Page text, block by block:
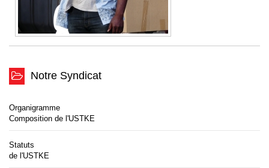
Notre Syndicat
Organigramme
Composition de l'USTKE
Statuts
de l'USTKE